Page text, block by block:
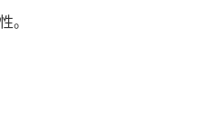
。